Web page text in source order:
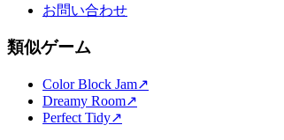
お問い合わせ
類似ゲーム
Color Block Jam↗️
Dreamy Room↗️
Perfect Tidy↗️